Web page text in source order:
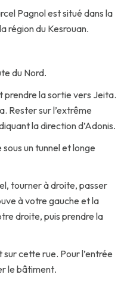
Pagnol est situé dans la
région du Kesrouan.
du Nord.
prendre la sortie vers Jeita.
Rester sur l’extrême
la direction d’Adonis.
sous un tunnel et longe
tourner à droite, passer
à votre gauche et la
droite, puis prendre la
cette rue. Pour l’entrée
le bâtiment.